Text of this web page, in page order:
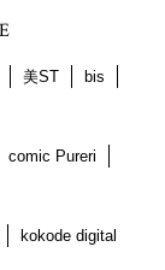
美ST bis
comic Pureri
kokode digital